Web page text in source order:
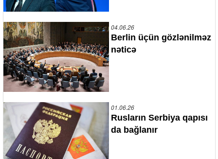
04.06.26
Berlin üçün gözlənilməz
nəticə
01.06.26
Rusların Serbiya qapısı
da bağlanır